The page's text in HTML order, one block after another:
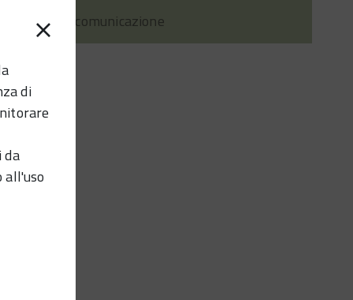
di
da
all'uso
Prodotti di comunicazione